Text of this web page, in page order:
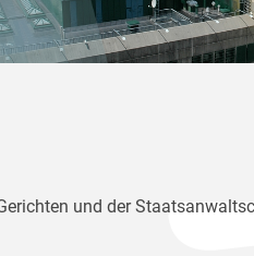
und der